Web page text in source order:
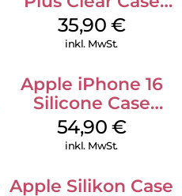
MagSafe
Transparent
35,90 €
inkl. MwSt.
Apple iPhone 16
Silicone Case
MagSafe Black
54,90 €
inkl. MwSt.
Apple Silikon Case